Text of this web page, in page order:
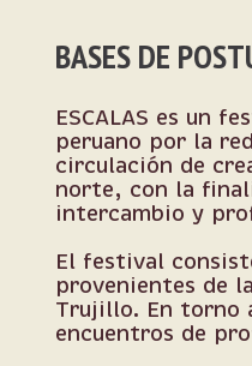
BASES DE
ESCALAS es un
peruano por la
circulación de
norte, con la
intercambio y
El festival
provenientes de
Trujillo. En torno
encuentros de